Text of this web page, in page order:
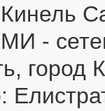
Кинель
-
город